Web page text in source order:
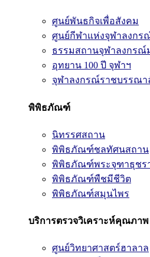
ศูนย์พันธกิจเพื่อสังคม
ศูนย์กีฬาแห่งจุฬาลงกร
ธรรมสถานจุฬาลงกรณ์
อุทยาน 100 ปี จุฬาฯ
จุฬาลงกรณ์ราชบรรณา
พิพิธภัณฑ์
นิทรรศสถาน
พิพิธภัณฑ์ชลทัศนสถาน
พิพิธภัณฑ์พระจุฑาธุชร
พิพิธภัณฑ์พืชมีชีวิต
พิพิธภัณฑ์สมุนไพร
บริการตรวจวิเคราะห์คุณภาพ
ศูนย์วิทยาศาสตร์ฮาลาล